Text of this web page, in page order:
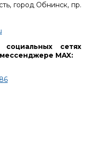
город Обнинск, пр.
сетях
MAX: